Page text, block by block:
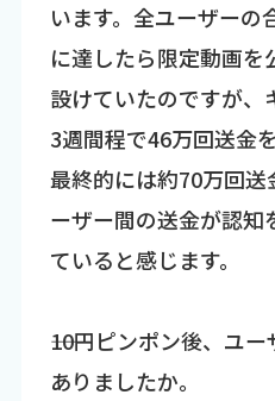
います。全ユーザーの
に達したら限定動画を
設けていたのですが、
3週間程で46万回送金
最終的には約70万回
ーザー間の送金が認知
ていると感じます。
――10円ピンポン後、ユ
ありましたか。